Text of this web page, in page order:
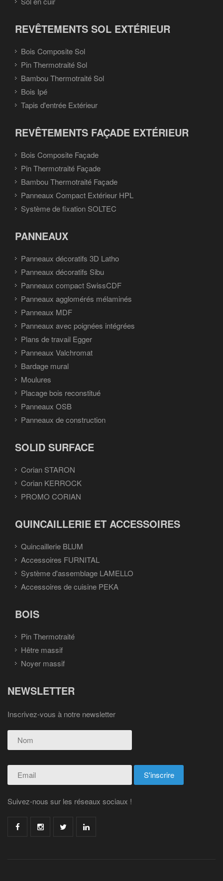
REVÊTEMENTS SOL EXTÉRIEUR
Bois Composite Sol
Pin Thermotraité Sol
Bambou Thermotraité Sol
Bois Ipé
Tapis d'entrée Extérieur
REVÊTEMENTS FAÇADE EXTÉRIEUR
Bois Composite Façade
Pin Thermotraité Façade
Bambou Thermotraité Façade
Panneaux Compact Extérieur HPL
Système de fixation SOLTEC
PANNEAUX
Panneaux décoratifs 3D Latho
Panneaux décoratifs Sibu
Panneaux compact SwissCDF
Panneaux agglomérés mélaminés
Panneaux MDF
Panneaux avec poignées intégrées
Plans de travail Egger
Panneaux Valchromat
Bardage mural
Moulures
Placage bois reconstitué
Panneaux OSB
Panneaux de construction
SOLID SURFACE
Corian STARON
Corian KERROCK
PROMO CORIAN
QUINCAILLERIE ET ACCESSOIRES
Quincaillerie BLUM
Accessoires FURNITAL
Système d'assemblage LAMELLO
Accessoires de cuisine PEKA
BOIS
Pin Thermotraité
Hêtre massif
Noyer massif
NEWSLETTER
Inscrivez-vous à notre newsletter
Suivez-nous sur les réseaux sociaux !